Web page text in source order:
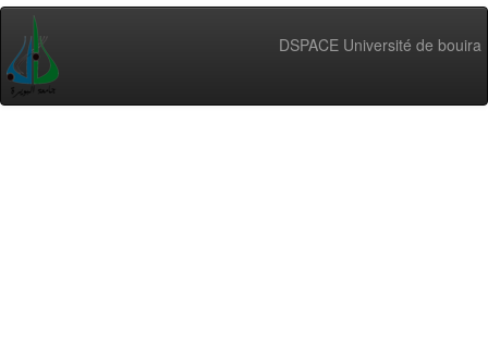
DSPACE Université de bouira